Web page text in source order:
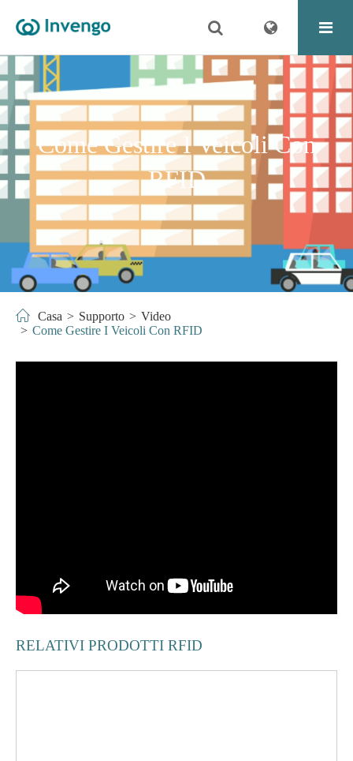
Come Gestire I Veicoli Con
RFID
Casa Supporto
Video
Come Gestire I Veicoli Con RFID
RELATIVI PRODOTTI RFID